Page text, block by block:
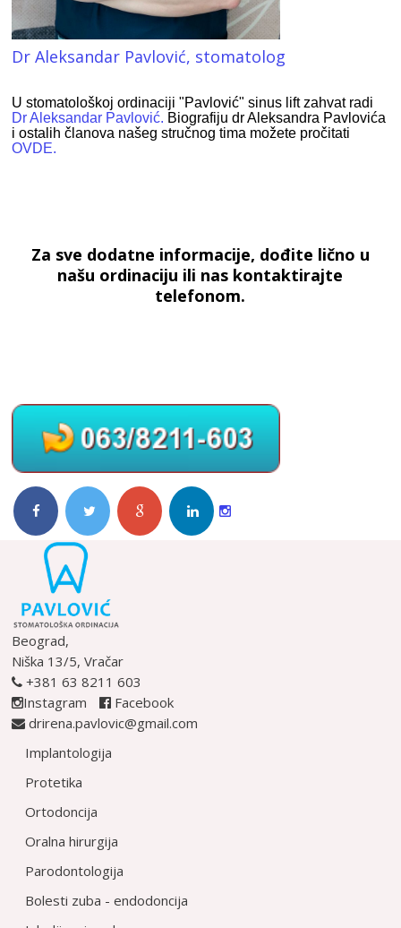
Dr Aleksandar Pavlović, stomatolog
U stomatološkoj ordinaciji "Pavlović" sinus lift zahvat radi
Dr Aleksandar Pavlović. Biografiju dr Aleksandra Pavlovića
i ostalih članova našeg stručnog tima možete pročitati
OVDE.
Za sve dodatne informacije, dođite lično u
našu ordinaciju ili nas kontaktirajte
telefonom.
Beograd,
Niška 13/5, Vračar
+381 63 8211 603
Instagram
Facebook
drirena.pavlovic@gmail.com
Implantologija
Protetika
Ortodoncija
Oralna hirurgija
Parodontologija
Bolesti zuba - endodoncija